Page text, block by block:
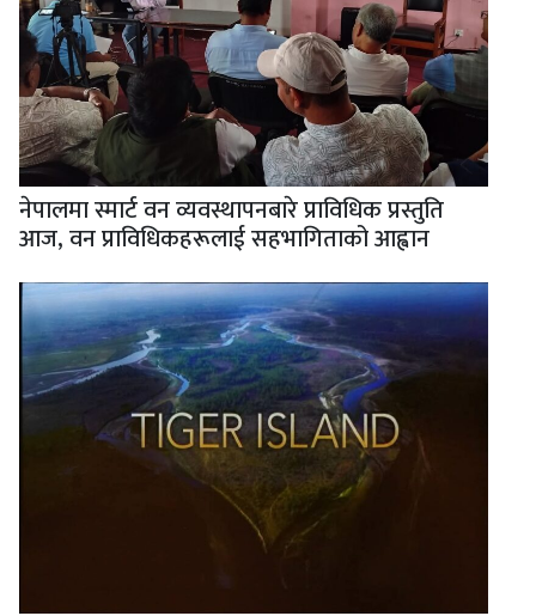
नेपालमा स्मार्ट वन व्यवस्थापनबारे प्राविधिक प्रस्तुति
आज, वन प्राविधिकहरूलाई सहभागिताको आह्वान